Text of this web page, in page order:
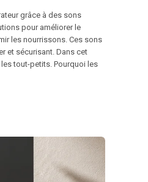
grâce à des sons
pour améliorer le
les nourrissons. Ces sons
et sécurisant. Dans cet
tout-petits. Pourquoi les